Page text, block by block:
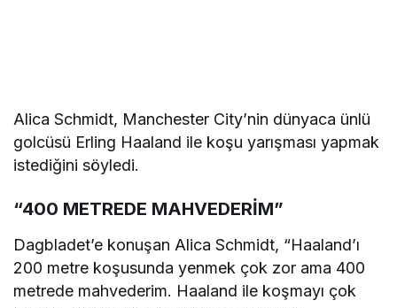
Alica Schmidt, Manchester City’nin dünyaca ünlü
golcüsü Erling Haaland ile koşu yarışması yapmak
istediğini söyledi.
“400 METREDE MAHVEDERİM”
Dagbladet’e konuşan Alica Schmidt, “Haaland’ı
200 metre koşusunda yenmek çok zor ama 400
metrede mahvederim. Haaland ile koşmayı çok